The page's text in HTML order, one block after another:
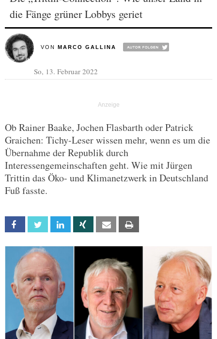
die Fänge grüner Lobbys geriet
VON MARCO GALLINA
So, 13. Februar 2022
Ob Rainer Baake, Jochen Flasbarth oder Patrick
Graichen: Tichy-Leser wissen mehr, wenn es um die
Übernahme der Republik durch
Interessengemeinschaften geht. Wie mit Jürgen
Trittin das Öko- und Klimanetzwerk in Deutschland
Fuß fasste.
Facebook Twitter Linkedin Xing Email